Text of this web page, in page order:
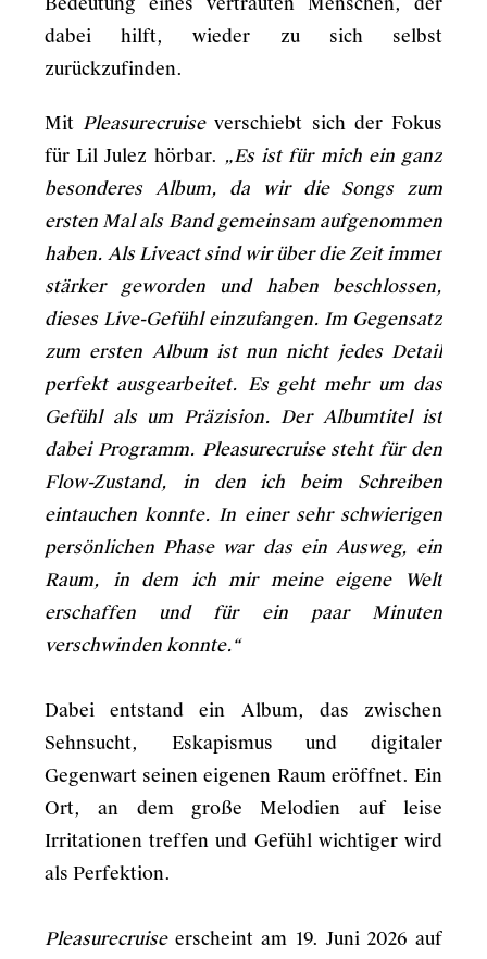
dabei hilft, wieder zu sich selbst
zurückzufinden.
MitPleasurecruiseverschiebt sich der Fokus
für Lil Julez hörbar. „Es ist für mich ein ganz
besonderes Album, da wir die Songs zum
ersten Mal als Band gemeinsam aufgenommen
haben. Als Liveact sind wir über die Zeit immer
stärker geworden und haben beschlossen,
dieses Live-Gefühl einzufangen. Im Gegensatz
zum ersten Album ist nun nicht jedes Detail
perfekt ausgearbeitet. Es geht mehr um das
Gefühl als um Präzision. Der Albumtitel ist
dabei Programm. Pleasurecruise steht für den
Flow-Zustand, in den ich beim Schreiben
eintauchen konnte. In einer sehr schwierigen
persönlichen Phase war das ein Ausweg, ein
Raum, in dem ich mir meine eigene Welt
erschaffen und für ein paar Minuten
verschwinden konnte.“
Dabei entstand ein Album, das zwischen
Sehnsucht, Eskapismus und digitaler
Gegenwart seinen eigenen Raum eröffnet. Ein
Ort, an dem große Melodien auf leise
Irritationen treffen und Gefühl wichtiger wird
als Perfektion.
Pleasurecruiseerscheint am 19. Juni 2026 auf